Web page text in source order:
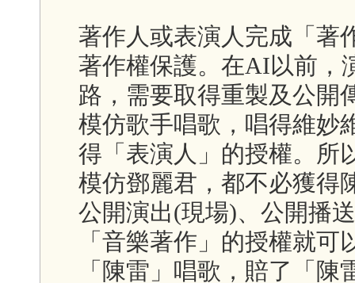
著作人或表演人完成「著
著作權保護。在AI以前，
路，需要取得重製及公開
模仿歌手唱歌，唱得維妙
得「表演人」的授權。所
模仿鄧麗君，都不必獲得
公開演出(現場)、公開播
「音樂著作」的授權就
「陳雷」唱歌，賠了「